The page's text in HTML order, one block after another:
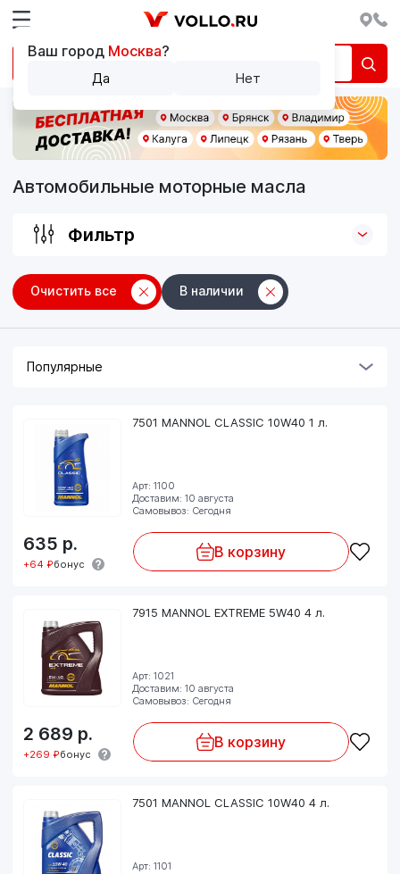
Автомобильные моторные масла
Фильтр
Очистить все В наличии
7501 MANNOL CLASSIC 10W40 1 л.
Арт: 1100
Доставим: 10 августа
Самовывоз: Сегодня
635 р.
+64 ₽бонус
В корзину
7915 MANNOL EXTREME 5W40 4 л.
Арт: 1021
Доставим: 10 августа
Самовывоз: Сегодня
2 689 р.
+269 ₽бонус
В корзину
7501 MANNOL CLASSIC 10W40 4 л.
Арт: 1101
Ваш город Москва?
Да Нет